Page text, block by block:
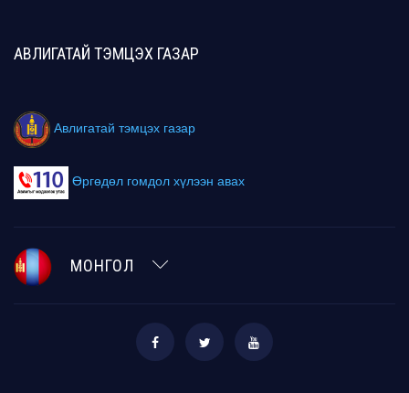
АВЛИГАТАЙ ТЭМЦЭХ ГАЗАР
Авлигатай тэмцэх газар
Өргөдөл гомдол хүлээн авах
МОНГОЛ